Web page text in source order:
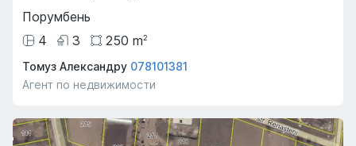
Порумбень
4
3 250 m2
Томуз Александру 078101381
Агент по недвижимости